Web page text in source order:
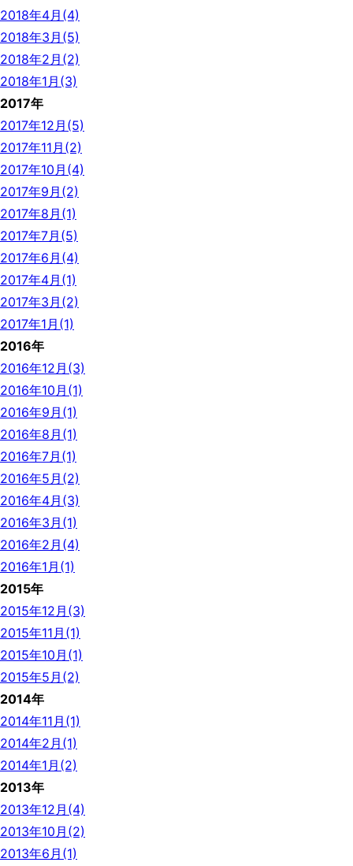
2018年4月(4)
2018年3月(5)
2018年2月(2)
2018年1月(3)
2017年
2017年12月(5)
2017年11月(2)
2017年10月(4)
2017年9月(2)
2017年8月(1)
2017年7月(5)
2017年6月(4)
2017年4月(1)
2017年3月(2)
2017年1月(1)
2016年
2016年12月(3)
2016年10月(1)
2016年9月(1)
2016年8月(1)
2016年7月(1)
2016年5月(2)
2016年4月(3)
2016年3月(1)
2016年2月(4)
2016年1月(1)
2015年
2015年12月(3)
2015年11月(1)
2015年10月(1)
2015年5月(2)
2014年
2014年11月(1)
2014年2月(1)
2014年1月(2)
2013年
2013年12月(4)
2013年10月(2)
2013年6月(1)